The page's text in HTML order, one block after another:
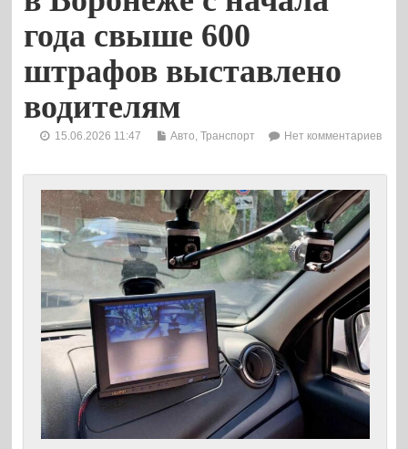
года свыше 600
штрафов выставлено
водителям
15.06.2026 11:47 Авто ,Транспорт Нет комментариев